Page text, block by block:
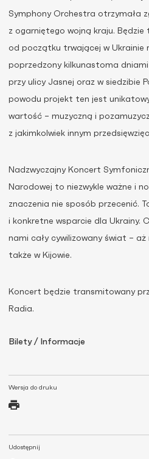
Wersja do druku
Udostępnij
Symphony Orchestra otrzymała
z ogarniętego wojną kraju. Będzie
od początku trwającej w Ukrainie
poprzedzony kilkunastoma
przy ulicy Jasnej oraz w siedzibie
powodu projekt ten jest
wartość – muzyczną i
z jakimkolwiek innym
Nadzwyczajny Koncert
Narodowej to niezwykle ważne i
znaczenia nie sposób przecenić.
i konkretne wsparcie dla Ukrainy.
nami cały cywilizowany świat –
także w Kijowie.
Koncert będzie transmitowany
Radia.
Bilety / Informacje